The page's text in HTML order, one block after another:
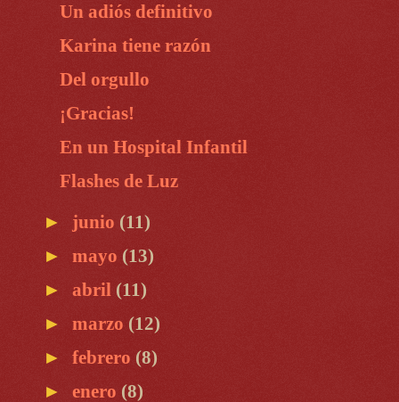
Un adiós definitivo
Karina tiene razón
Del orgullo
¡Gracias!
En un Hospital Infantil
Flashes de Luz
► junio (11)
► mayo (13)
► abril (11)
► marzo (12)
► febrero (8)
► enero (8)